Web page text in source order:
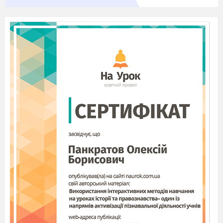
Зв’язок прикметників з іменниками.
Добір серед прикметників слів
протилежних за значенням.
Змінювання за зразком один, багато.
Слова які називають дії предметів.
Змінювання дієслів. Поняття про
службові слова, їх роль у реченні.
Розвиток мовлення.
сюжетними малюнками"Подорож у
Карпати"
Корінь слова
Корінь слова. Визначення кореня у
слові шляхом добирання споріднених
Розрізнення слів, у яких корінь
звучить однаково, але вони мають
різне значення. Звуко - буквений
аналіз слів.
Прийменники. Написання